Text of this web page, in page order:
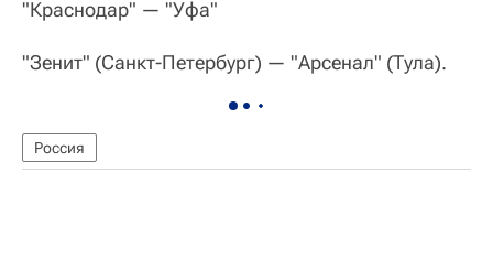
"Краснодар" — "Уфа"
"Зенит" (Санкт-Петербург) — "Арсенал" (Тула).
Россия